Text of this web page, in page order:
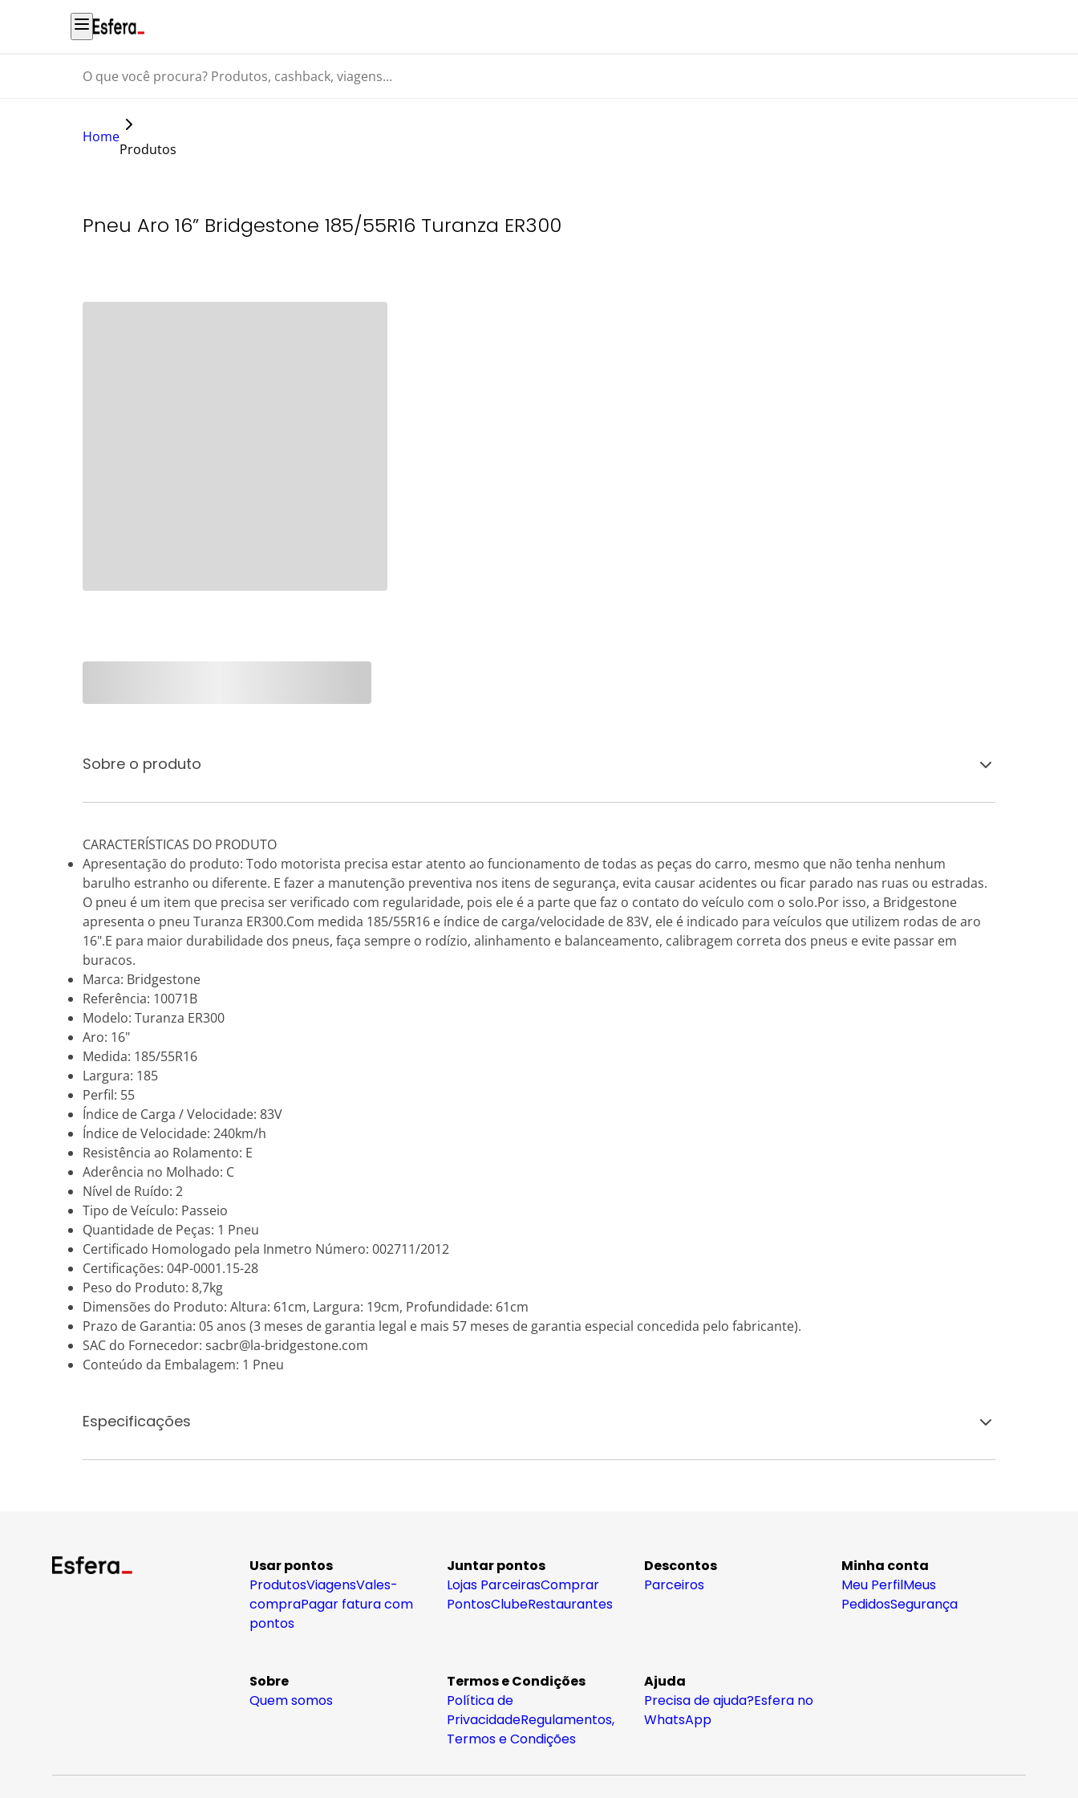
O que você procura? Produtos, cashback, viagens...
Home
Produtos
Pneu Aro 16” Bridgestone 185/55R16 Turanza ER300
Sobre o produto
CARACTERÍSTICAS DO PRODUTO
Apresentação do produto: Todo motorista precisa estar atento ao funcionamento de todas as peças do carro, mesmo que não tenha nenhum
barulho estranho ou diferente. E fazer a manutenção preventiva nos itens de segurança, evita causar acidentes ou ficar parado nas ruas ou estradas.
O pneu é um item que precisa ser verificado com regularidade, pois ele é a parte que faz o contato do veículo com o solo.Por isso, a Bridgestone
apresenta o pneu Turanza ER300.Com medida 185/55R16 e índice de carga/velocidade de 83V, ele é indicado para veículos que utilizem rodas de aro
16".E para maior durabilidade dos pneus, faça sempre o rodízio, alinhamento e balanceamento, calibragem correta dos pneus e evite passar em
buracos.
Marca: Bridgestone
Referência: 10071B
Modelo: Turanza ER300
Aro: 16"
Medida: 185/55R16
Largura: 185
Perfil: 55
Índice de Carga / Velocidade: 83V
Índice de Velocidade: 240km/h
Resistência ao Rolamento: E
Aderência no Molhado: C
Nível de Ruído: 2
Tipo de Veículo: Passeio
Quantidade de Peças: 1 Pneu
Certificado Homologado pela Inmetro Número: 002711/2012
Certificações: 04P-0001.15-28
Peso do Produto: 8,7kg
Dimensões do Produto: Altura: 61cm, Largura: 19cm, Profundidade: 61cm
Prazo de Garantia: 05 anos (3 meses de garantia legal e mais 57 meses de garantia especial concedida pelo fabricante).
SAC do Fornecedor: sacbr@la-bridgestone.com
Conteúdo da Embalagem: 1 Pneu
Especificações
Usar pontos
ProdutosViagensVales-
compraPagar fatura com
pontos
Juntar pontos
Lojas ParceirasComprar
PontosClubeRestaurantes
Descontos
Parceiros
Minha conta
Meu PerfilMeus
PedidosSegurança
Sobre
Quem somos
Termos e Condições
Política de
PrivacidadeRegulamentos,
Termos e Condições
Ajuda
Precisa de ajuda?Esfera no
WhatsApp